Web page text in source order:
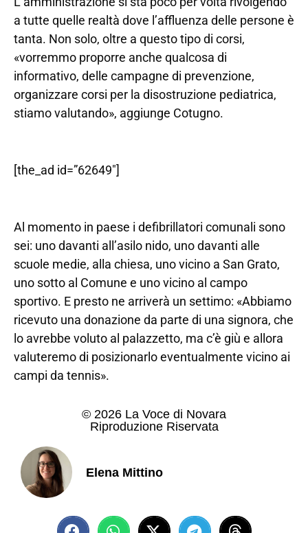
a tutte quelle realtà dove l’affluenza delle persone è
tanta. Non solo, oltre a questo tipo di corsi,
«vorremmo proporre anche qualcosa di
informativo, delle campagne di prevenzione,
organizzare corsi per la disostruzione pediatrica,
stiamo valutando», aggiunge Cotugno.
[the_ad id=”62649″]
Al momento in paese i defibrillatori comunali sono
sei: uno davanti all’asilo nido, uno davanti alle
scuole medie, alla chiesa, uno vicino a San Grato,
uno sotto al Comune e uno vicino al campo
sportivo. E presto ne arriverà un settimo: «Abbiamo
ricevuto una donazione da parte di una signora, che
lo avrebbe voluto al palazzetto, ma c’è giù e allora
valuteremo di posizionarlo eventualmente vicino ai
campi da tennis».
© 2026 La Voce di Novara
Riproduzione Riservata
Elena Mittino